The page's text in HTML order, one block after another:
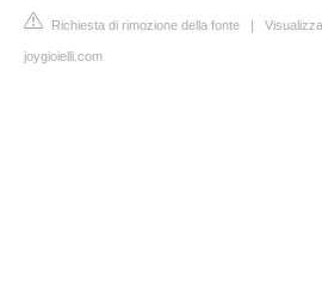
Richiesta di rimozione della fonte |
joygioielli.com